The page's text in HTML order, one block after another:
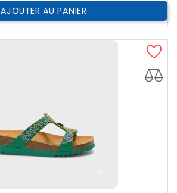
AJOUTER AU PANIER